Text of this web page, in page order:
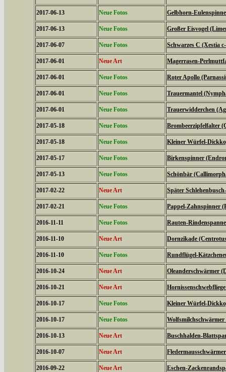
2017-06-13 Neue Fotos Gelbhorn-
2017-06-13 Neue Fotos Großer Eisvogel
2017-06-07 Neue Fotos Schwarzes C (Xestia
2017-06-01 Neue Art Magerrasen-
2017-06-01 Neue Fotos Roter Apollo
2017-06-01 Neue Fotos Trauermantel
2017-06-01 Neue Fotos Trauerwidderchen
2017-05-18 Neue Fotos Brombeerzipfelfalter
2017-05-18 Neue Fotos Kleiner Würfel-
2017-05-17 Neue Fotos Birkenspinner
2017-05-13 Neue Fotos Schönbär
2017-02-22 Neue Art Später
2017-02-21 Neue Fotos Pappel-Zahnspinner
2016-11-11 Neue Fotos Rauten-
2016-11-10 Neue Art Dornzikade
2016-11-10 Neue Fotos Rundflügel-
2016-10-24 Neue Art Oleanderschwärmer
2016-10-21 Neue Art
2016-10-17 Neue Fotos Kleiner Würfel-
2016-10-17 Neue Fotos
2016-10-13 Neue Art Buschhalden-
2016-10-07 Neue Art
2016-09-22 Neue Art Eschen-